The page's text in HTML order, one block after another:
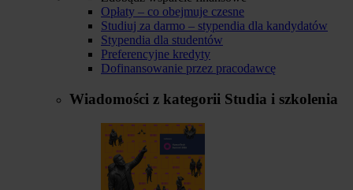
Opłaty – co obejmuje czesne
Studiuj za darmo – stypendia dla kandydatów
Stypendia dla studentów
Preferencyjne kredyty
Dofinansowanie przez pracodawcę
Wiadomości z kategorii Studia i szkolenia